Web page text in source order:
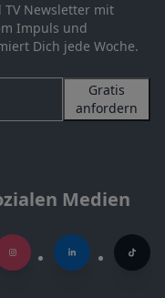
TV Newsletter mit
Impuls und
Dich jede Woche.
Gratis
anfordern
Medien